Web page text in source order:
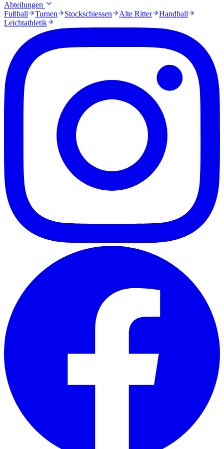
Abteilungen
Fußball
Turnen Stockschiessen Alte Ritter
Handball
Leichtathletik